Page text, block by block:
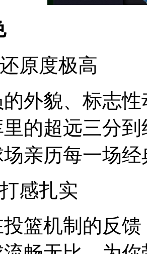
原度极高
外貌、标志
的超远三分
亲历每一场
感扎实
篮机制的反